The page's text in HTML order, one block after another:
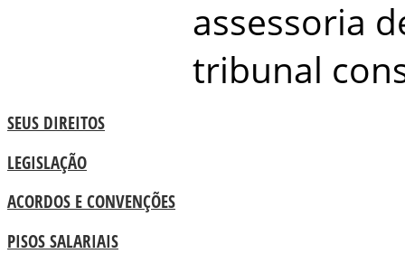
assessoria
tribunal
SEUS DIREITOS
LEGISLAÇÃO
ACORDOS E CONVENÇÕES
PISOS SALARIAIS